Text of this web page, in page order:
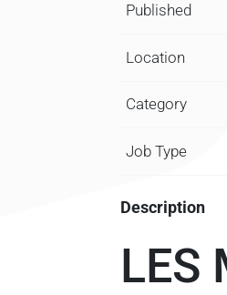
Published
Location
Category
Job Type
Description
LES